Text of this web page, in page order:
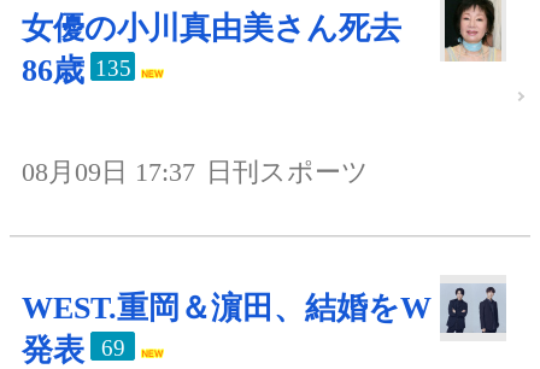
女優の小川真由美さん死去
86歳 135
08月09日 17:37 日刊スポーツ
WEST.重岡＆濵田、結婚をW
発表
69